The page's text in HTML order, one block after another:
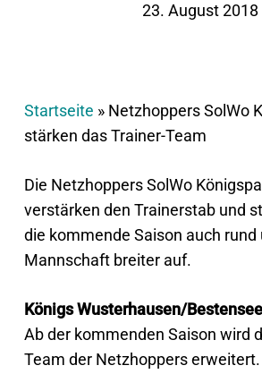
23. August 2018
Startseite » Netzhoppers SolWo
stärken das Trainer-Team
Die Netzhoppers SolWo
verstärken den Trainerstab und
die kommende Saison auch rund
Mannschaft breiter auf.
Königs Wusterhausen/
Ab der kommenden Saison wird
Team der Netzhoppers